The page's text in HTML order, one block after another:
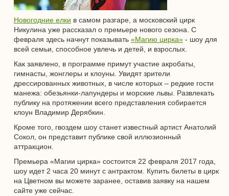
Новогодние елки в самом разгаре, а московский цирк
Никулина уже рассказал о премьере нового сезона. С
февраля здесь начнут показывать «Магию цирка» - шоу для
всей семьи, способное увлечь и детей, и взрослых.
Как заявлено, в программе примут участие акробаты,
гимнасты, жонглеры и клоуны. Увидят зрители
дрессированных животных, в числе которых – редкие гости
манежа: обезьянки-лапундеры и морские львы. Развлекать
публику на протяжении всего представления собирается
клоун Владимир Дерябкин.
Кроме того, гвоздем шоу станет известный артист Анатолий
Сокол, он представит публике свой иллюзионный
аттракцион.
Премьера «Магии цирка» состоится 22 февраля 2017 года,
шоу идет 2 часа 20 минут с антрактом. Купить билеты в цирк
на Цветном вы можете заранее, оставив заявку на нашем
сайте уже сейчас.